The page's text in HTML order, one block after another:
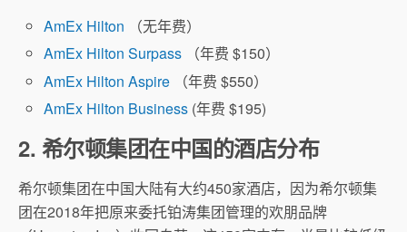
AmEx Hilton （无年费）
AmEx Hilton Surpass
（年费 $150）
AmEx Hilton Aspire （年费 $550）
AmEx Hilton Business (年费 $195)
2. 希尔顿集团在中国的酒店分布
希尔顿集团在中国大陆有大约450家酒店，因为希尔顿集
团在2018年把原来委托铂涛集团管理的欢朋品牌